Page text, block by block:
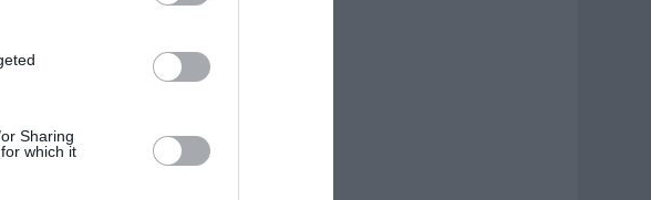
Sharing
which it
şi